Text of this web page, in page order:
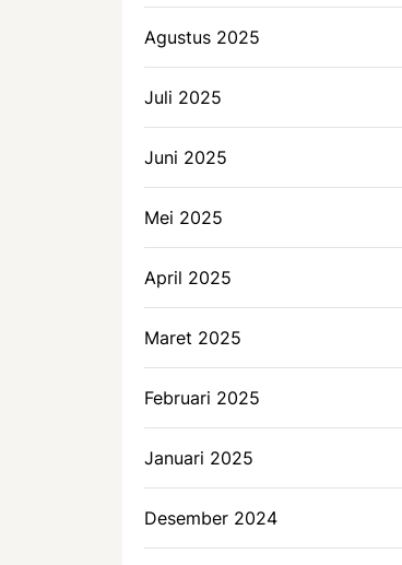
Agustus 2025
Juli 2025
Juni 2025
Mei 2025
April 2025
Maret 2025
Februari 2025
Januari 2025
Desember 2024